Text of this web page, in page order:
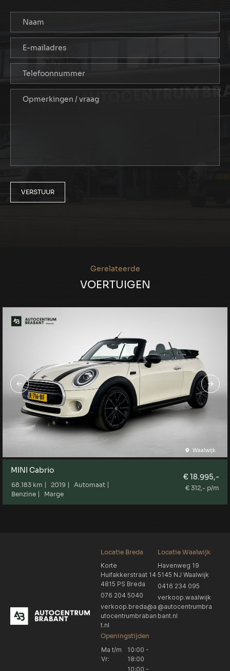
VERSTUUR
Gerelateerde
VOERTUIGEN
Waalwijk
MINI Cabrio
68.183 km 2019
Automaat
Benzine
Marge
€ 18.995,-
€ 312,- p/m
Locatie Breda
Korte
Huifakkerstraat 14
4815 PS Breda
076 204 5040
verkoop.breda@a
utocentrumbraban
t.nl
Locatie Waalwijk
Havenweg 19
5145 NJ Waalwijk
0416 234 095
verkoop.waalwijk
@autocentrumbra
bant.nl
Openingstijden
Ma t/m
Vr:
10:00 -
18:00
10:00 -